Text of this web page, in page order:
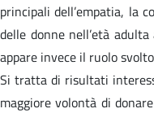
principali dell’empatia, la
delle donne nell’età
appare invece il ruolo
Si tratta di risultati
maggiore volontà di